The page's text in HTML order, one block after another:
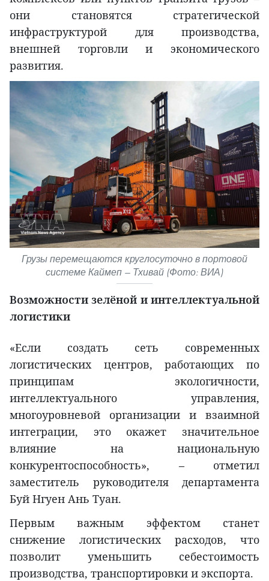
они становятся стратегической
инфраструктурой для производства,
внешней торговли и экономического
развития.
Грузы перемещаются круглосуточно в портовой
системе Каймеп — Тхивай (Фото: ВИА)
Возможности зелёной и интеллектуальной
логистики
«Если создать сеть современных
логистических центров, работающих по
принципам экологичности,
интеллектуального управления,
многоуровневой организации и взаимной
интеграции, это окажет значительное
влияние на национальную
конкурентоспособность», – отметил
заместитель руководителя департамента
Буй Нгуен Ань Туан.
Первым важным эффектом станет
снижение логистических расходов, что
позволит уменьшить себестоимость
производства, транспортировки и экспорта.